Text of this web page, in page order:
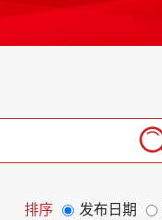
排序 发布日期